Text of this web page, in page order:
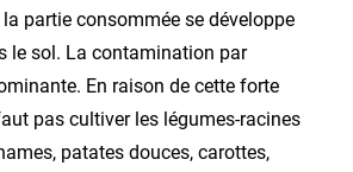
partie consommée se développe
le sol. La contamination par
En raison de cette forte
pas cultiver les légumes-racines
patates douces, carottes,